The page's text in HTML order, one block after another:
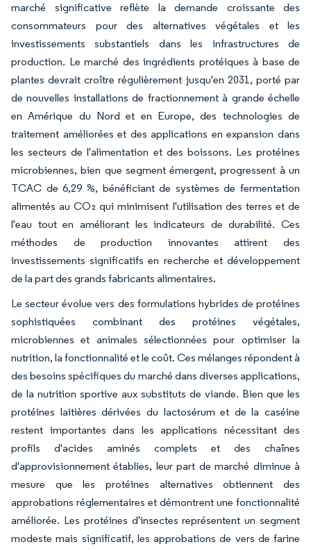
marché significative reflète la demande croissante des
consommateurs pour des alternatives végétales et les
investissements substantiels dans les infrastructures de
production. Le marché des ingrédients protéiques à base de
plantes devrait croître régulièrement jusqu'en 2031, porté par
de nouvelles installations de fractionnement à grande échelle
en Amérique du Nord et en Europe, des technologies de
traitement améliorées et des applications en expansion dans
les secteurs de l'alimentation et des boissons. Les protéines
microbiennes, bien que segment émergent, progressent à un
TCAC de 6,29 %, bénéficiant de systèmes de fermentation
alimentés au CO₂ qui minimisent l'utilisation des terres et de
l'eau tout en améliorant les indicateurs de durabilité. Ces
méthodes de production innovantes attirent des
investissements significatifs en recherche et développement
de la part des grands fabricants alimentaires.
Le secteur évolue vers des formulations hybrides de protéines
sophistiquées combinant des protéines végétales,
microbiennes et animales sélectionnées pour optimiser la
nutrition, la fonctionnalité et le coût. Ces mélanges répondent à
des besoins spécifiques du marché dans diverses applications,
de la nutrition sportive aux substituts de viande. Bien que les
protéines laitières dérivées du lactosérum et de la caséine
restent importantes dans les applications nécessitant des
profils d'acides aminés complets et des chaînes
d'approvisionnement établies, leur part de marché diminue à
mesure que les protéines alternatives obtiennent des
approbations réglementaires et démontrent une fonctionnalité
améliorée. Les protéines d'insectes représentent un segment
modeste mais significatif, les approbations de vers de farine